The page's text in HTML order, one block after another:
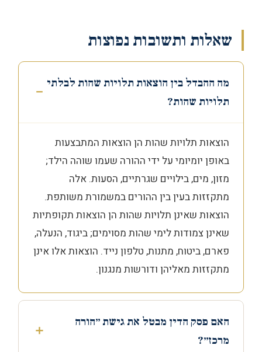
שאלות ותשובות נפוצות
מה ההבדל בין הוצאות תלויות שהות לבלתי
תלויות שהות?
הוצאות תלויות שהות הן הוצאות המתבצעות
באופן יומיומי על ידי ההורה שעמו שוהה הילד;
מזון, מים, בילויים שגרתיים, הסעות. אלה
מתקזזות בעין בין ההורים במשמורת משותפת.
הוצאות שאינן תלויות שהות הן הוצאות תקופתיות
שאינן צמודות לימי שהות מסוימים; ביגוד, הנעלה,
פארם, ביטוח, מתנות, טלפון נייד. הוצאות אלו אינן
מתקזזות מאליהן ודורשות מנגנון.
האם פסק הדין מבטל את גישת ״הורה
מרכז״?